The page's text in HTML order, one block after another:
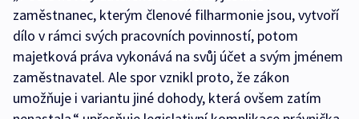
zaměstnanec, kterým členové filharmonie jsou, vytvoří
dílo v rámci svých pracovních povinností, potom
majetková práva vykonává na svůj účet a svým jménem
zaměstnavatel. Ale spor vznikl proto, že zákon
umožňuje i variantu jiné dohody, která ovšem zatím